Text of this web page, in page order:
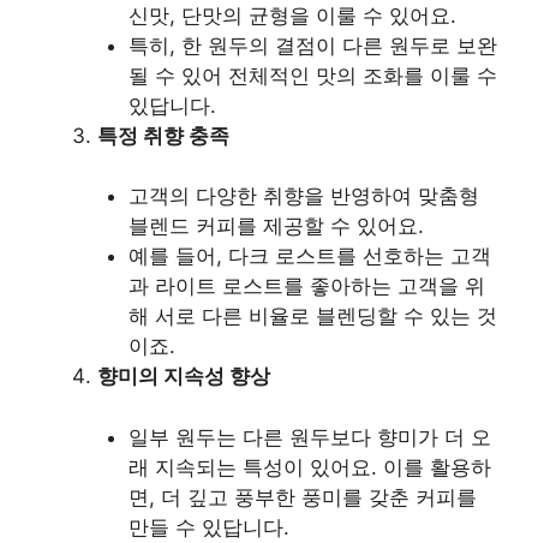
신맛, 단맛의 균형을 이룰 수 있어요.
특히, 한 원두의 결점이 다른 원두로 보완
될 수 있어 전체적인 맛의 조화를 이룰 수
있답니다.
특정 취향 충족
고객의 다양한 취향을 반영하여 맞춤형
블렌드 커피를 제공할 수 있어요.
예를 들어, 다크 로스트를 선호하는 고객
과 라이트 로스트를 좋아하는 고객을 위
해 서로 다른 비율로 블렌딩할 수 있는 것
이죠.
향미의 지속성 향상
일부 원두는 다른 원두보다 향미가 더 오
래 지속되는 특성이 있어요. 이를 활용하
면, 더 깊고 풍부한 풍미를 갖춘 커피를
만들 수 있답니다.